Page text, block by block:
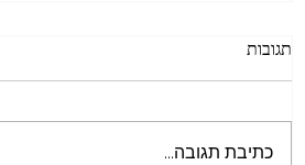
תגובות
כתיבת תגובה...